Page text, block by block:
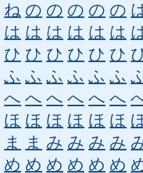
ね の の の の の
は は は は は は
ひ ひ ひ ひ ひ ひ
ふ ふ ふ ふ ふ ふ
へ へ へ へ へ へ
ほ ほ ほ ほ ほ ほ
ま
ま み み み み
め め め め め め